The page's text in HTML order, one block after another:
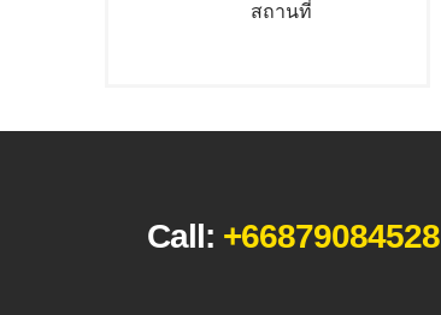
สถานที่
Call: +66879084528